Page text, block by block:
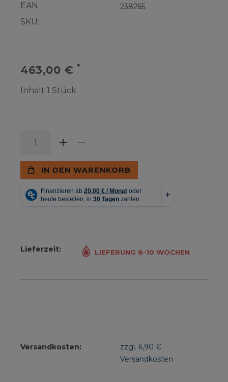
EAN:
SKU:
238265
463,00 € *
Inhalt 1 Stück
IN DEN WARENKORB
Lieferzeit: LIEFERUNG 8-10 WOCHEN
Versandkosten:
zzgl. 6,90 €
Versandkosten